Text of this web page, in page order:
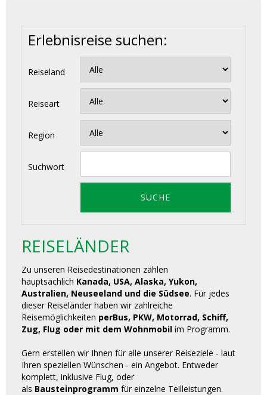
Erlebnisreise suchen:
Reiseland
Reiseart
Region
Suchwort
REISELÄNDER
Zu unseren Reisedestinationen zählen
hauptsächlich Kanada, USA, Alaska, Yukon,
Australien, Neuseeland und die Südsee. Für jedes
dieser Reiseländer haben wir zahlreiche
Reisemöglichkeiten perBus, PKW, Motorrad, Schiff,
Zug, Flug oder mit dem Wohnmobil im Programm.
Gern erstellen wir Ihnen für alle unserer Reiseziele - laut
Ihren speziellen Wünschen - ein Angebot. Entweder
komplett, inklusive Flug, oder
als Bausteinprogramm für einzelne Teilleistungen.